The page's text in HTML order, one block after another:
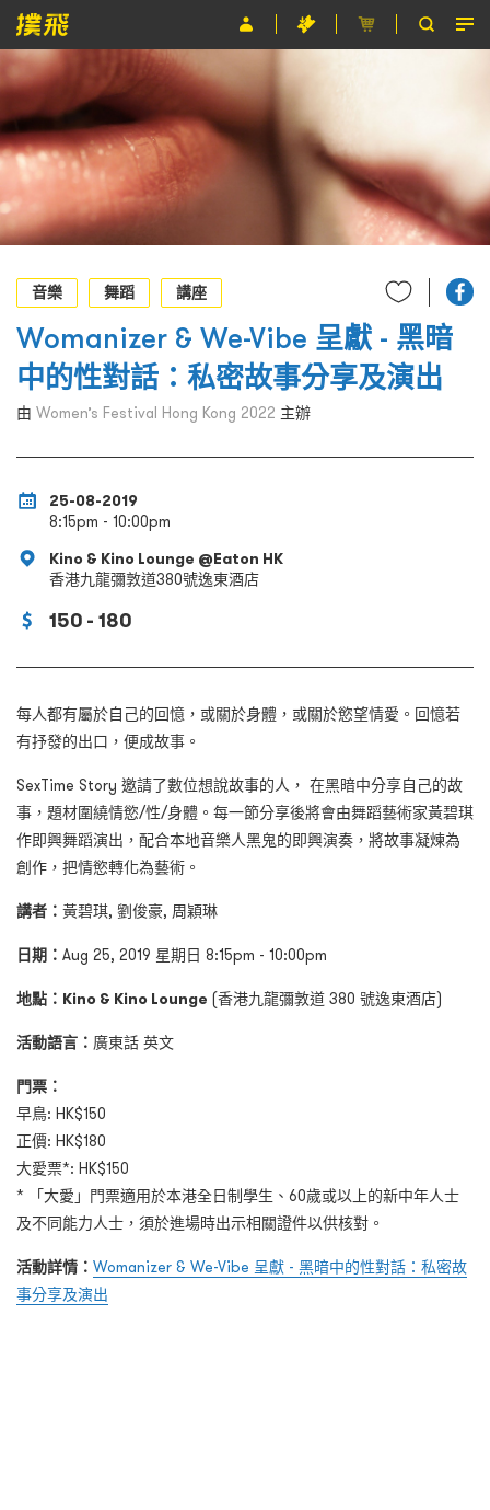
節目
主辦單位
關於撲飛
條款及細則
EN
音樂
舞蹈 講座
Womanizer & We-Vibe 呈獻 - 黑暗
中的性對話：私密故事分享及演出
由 Women’s Festival Hong Kong 2022 主辦
25-08-2019
8:15pm - 10:00pm
Kino & Kino Lounge @Eaton HK
香港九龍彌敦道380號逸東酒店
150 - 180
每人都有屬於自己的回憶，或關於身體，或關於慾望情愛。回憶若
有抒發的出口，便成故事。
SexTime Story 邀請了數位想說故事的人， 在黑暗中分享自己的故
事，題材圍繞情慾/性/身體。每一節分享後將會由舞蹈藝術家黃碧琪
作即興舞蹈演出，配合本地音樂人黑鬼的即興演奏，將故事凝煉為
創作，把情慾轉化為藝術。
講者： 黃碧琪, 劉俊豪, 周穎琳
日期： Aug 25, 2019 星期日 8:15pm - 10:00pm
地點： Kino & Kino Lounge (香港九龍彌敦道 380 號逸東酒店)
活動語言： 廣東話 英文
門票：
早鳥: HK$150
正價: HK$180
大愛票*: HK$150
* 「大愛」門票適用於本港全日制學生、60歲或以上的新中年人士
及不同能力人士，須於進場時出示相關證件以供核對。
活動詳情： Womanizer & We-Vibe 呈獻 - 黑暗中的性對話：私密故
事分享及演出